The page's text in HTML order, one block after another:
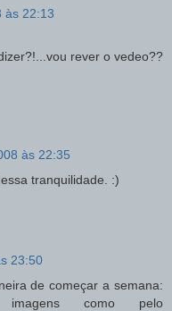
às 22:13
rever o vedeo??
às 22:35
tranquilidade. :)
23:50
de começar a semana:
como pelo